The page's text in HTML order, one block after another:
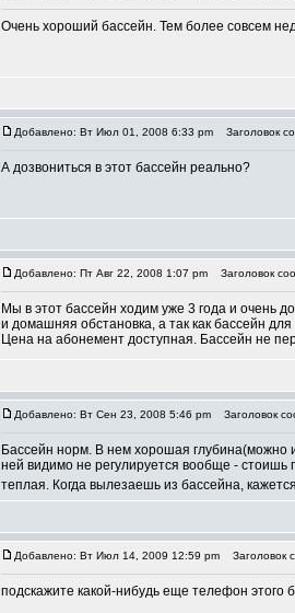
Очень хороший бассейн. Тем более совсем
Добавлено: Вт Июл 01, 2008 6:33 pm Заголовок
А дозвониться в этот бассейн реально?
Добавлено: Пт Авг 22, 2008 1:07 pm Заголовок
Мы в этот бассейн ходим уже 3 года и очень
и домашняя обстановка, а так как бассейн
Цена на абонемент доступная. Бассейн не
Добавлено: Вт Сен 23, 2008 5:46 pm Заголовок
Бассейн норм. В нем хорошая глубина(можно
ней видимо не регулируется вообще - стоишь
теплая. Когда вылезаешь из бассейна,
Добавлено: Вт Июл 14, 2009 12:59 pm Заголовок
подскажите какой-нибудь еще телефон этого